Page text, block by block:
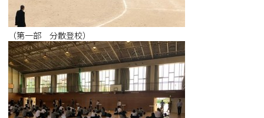
（第一部 分散登校）